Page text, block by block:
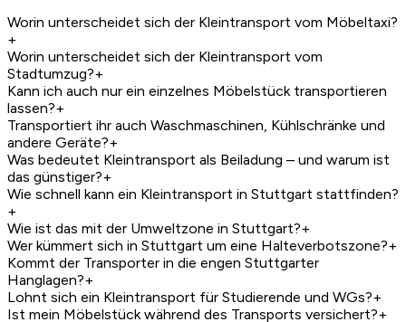
Worin unterscheidet sich der Kleintransport vom Möbeltaxi?
+
Worin unterscheidet sich der Kleintransport vom
Stadtumzug?+
Kann ich auch nur ein einzelnes Möbelstück transportieren
lassen?+
Transportiert ihr auch Waschmaschinen, Kühlschränke und
andere Geräte?+
Was bedeutet Kleintransport als Beiladung – und warum ist
das günstiger?+
Wie schnell kann ein Kleintransport in Stuttgart stattfinden?
+
Wie ist das mit der Umweltzone in Stuttgart?+
Wer kümmert sich in Stuttgart um eine Halteverbotszone?+
Kommt der Transporter in die engen Stuttgarter
Hanglagen?+
Lohnt sich ein Kleintransport für Studierende und WGs?+
Ist mein Möbelstück während des Transports versichert?+